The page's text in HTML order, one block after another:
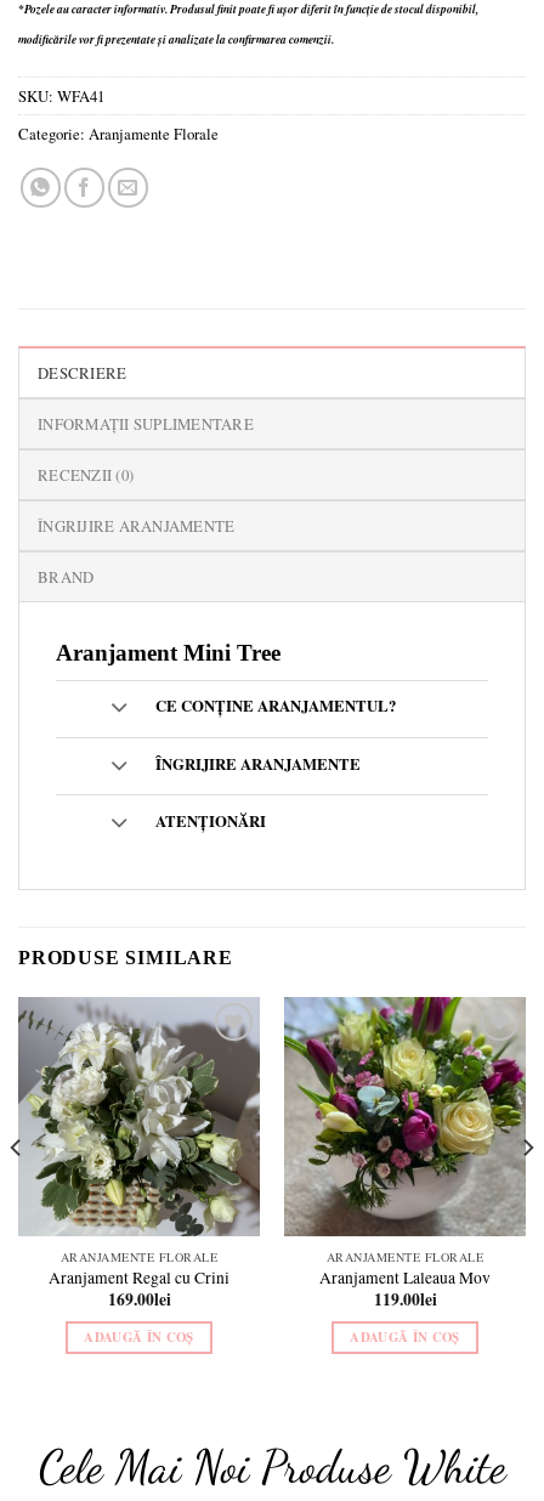
*Pozele au caracter informativ.Produsul finit poate fi ușor diferit în funcție de stocul disponibil,
modificările vor fi prezentate și analizate la confirmarea comenzii.
SKU: WFA41
Categorie: Aranjamente Florale
DESCRIERE
INFORMAȚII SUPLIMENTARE
RECENZII (0)
ÎNGRIJIRE ARANJAMENTE
BRAND
Aranjament Mini Tree
CE CONȚINE ARANJAMENTUL?
ÎNGRIJIRE ARANJAMENTE
ATENȚIONĂRI
PRODUSE SIMILARE
Add to
wishlist
ARANJAMENTE FLORALE
Aranjament Regal cu Crini
169.00lei
ADAUGĂ ÎN COȘ
Add to
wishlist
ARANJAMENTE FLORALE
Aranjament Laleaua Mov
119.00lei
ADAUGĂ ÎN COȘ
Cele Mai Noi Produse White